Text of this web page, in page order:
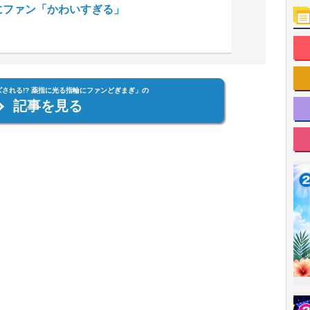
ァン「かわいすぎる」
れる!? 薬指に光る指輪にファンどぎまぎ」の
記事を見る